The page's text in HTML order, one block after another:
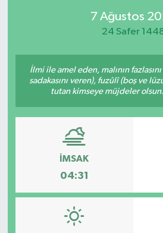
7 Ağustos
24 Safer
İlmi ile amel eden, malının
sadakasını veren), fuzûlî (boş ve
tutan kimseye müjdeler
İMSAK
04:31
Son Dakika Haberleri
Haber Arşivi